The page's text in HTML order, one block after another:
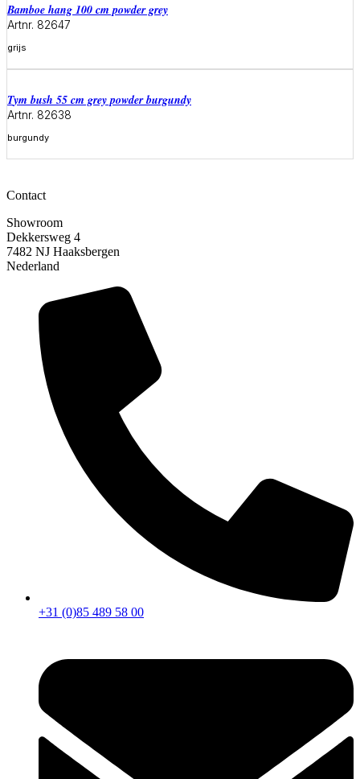
bamboe hang 100 cm powder grey
Artnr. 82647
grijs
Meer informatie
tym bush 55 cm grey powder burgundy
Artnr. 82638
burgundy
Meer informatie
Contact
Showroom
Dekkersweg 4
7482 NJ Haaksbergen
Nederland
+31 (0)85 489 58 00